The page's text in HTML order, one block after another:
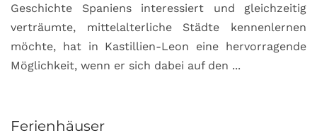
Geschichte Spaniens interessiert und gleichzeitig
verträumte, mittelalterliche Städte kennenlernen
möchte, hat in Kastillien-Leon eine hervorragende
Möglichkeit, wenn er sich dabei auf den ...
Ferienhäuser